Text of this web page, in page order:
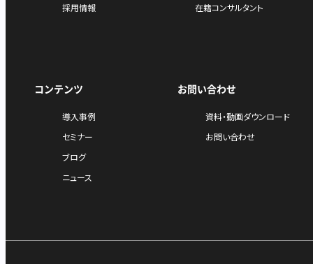
採用情報
在籍コンサルタント
コンテンツ
導入事例
セミナー
ブログ
ニュース
お問い合わせ
資料・動画ダウンロード
お問い合わせ